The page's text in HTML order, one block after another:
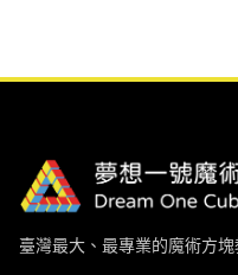
臺灣最大、最專業的魔術方